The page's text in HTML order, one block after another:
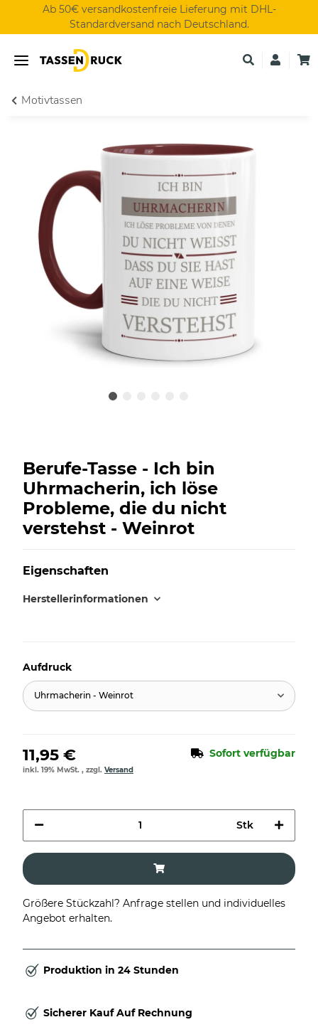
Ab 50€ versandkostenfreie Lieferung mit DHL-
Standardversand nach Deutschland.
Motivtassen
Berufe-Tasse - Ich bin
Uhrmacherin, ich löse
Probleme, die du nicht
verstehst - Weinrot
Eigenschaften
Herstellerinformationen
Aufdruck
Uhrmacherin - Weinrot
11,95 € Sofort verfügbar
inkl. 19% MwSt. , zzgl. Versand
Stk
Größere Stückzahl? Anfrage stellen und individuelles
Angebot erhalten.
Produktion in 24 Stunden
Sicherer Kauf Auf Rechnung